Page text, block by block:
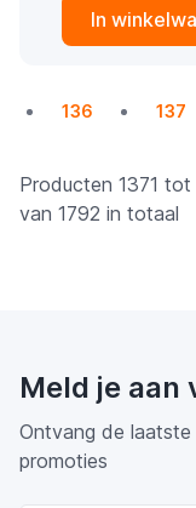
In
Producten 1371 tot
van 1792 in totaal
Pagina
136 137
Meld je aan
Ontvang de
promoties